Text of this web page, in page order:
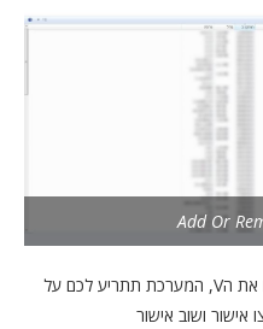
Add Or
תוכלו לראות את IE9 מותקן כעת הסירו את הV, המערכת תתריע לכם על